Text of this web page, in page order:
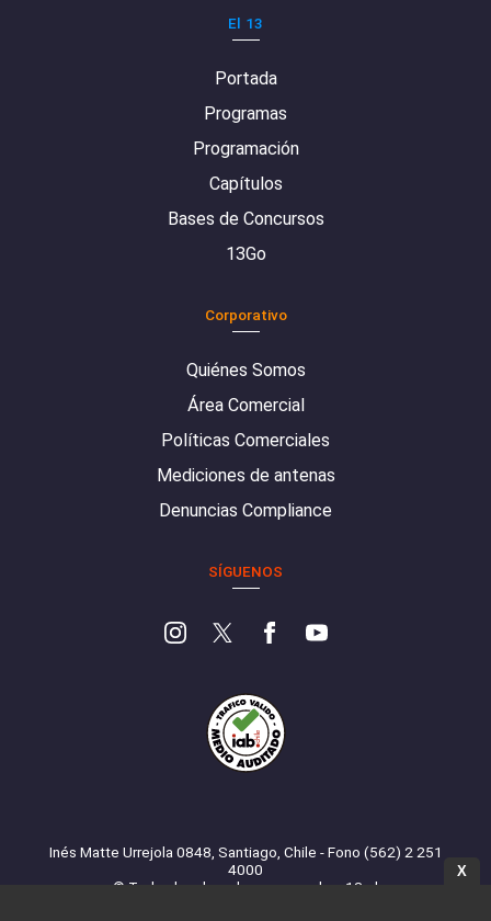
El 13
Portada
Programas
Programación
Capítulos
Bases de Concursos
13Go
Corporativo
Quiénes Somos
Área Comercial
Políticas Comerciales
Mediciones de antenas
Denuncias Compliance
SÍGUENOS
Inés Matte Urrejola 0848, Santiago, Chile - Fono (562) 2 251
4000
© Todos los derechos reservados. 13.cl
X